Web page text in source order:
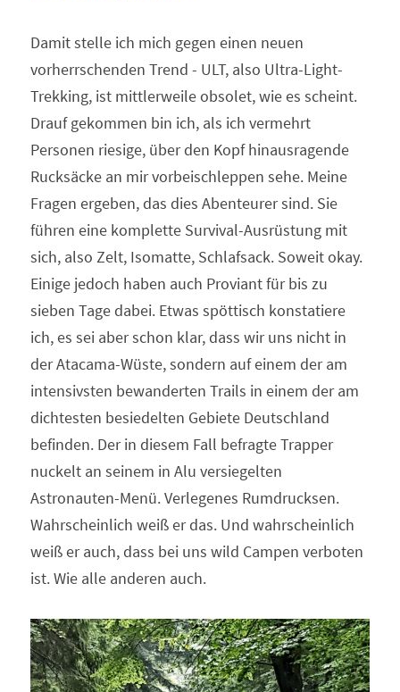
Damit stelle ich mich gegen einen neuen
vorherrschenden Trend - ULT, also Ultra-Light-
Trekking, ist mittlerweile obsolet, wie es scheint.
Drauf gekommen bin ich, als ich vermehrt
Personen riesige, über den Kopf hinausragende
Rucksäcke an mir vorbeischleppen sehe. Meine
Fragen ergeben, das dies Abenteurer sind. Sie
führen eine komplette Survival-Ausrüstung mit
sich, also Zelt, Isomatte, Schlafsack. Soweit okay.
Einige jedoch haben auch Proviant für bis zu
sieben Tage dabei. Etwas spöttisch konstatiere
ich, es sei aber schon klar, dass wir uns nicht in
der Atacama-Wüste, sondern auf einem der am
intensivsten bewanderten Trails in einem der am
dichtesten besiedelten Gebiete Deutschland
befinden. Der in diesem Fall befragte Trapper
nuckelt an seinem in Alu versiegelten
Astronauten-Menü. Verlegenes Rumdrucksen.
Wahrscheinlich weiß er das. Und wahrscheinlich
weiß er auch, dass bei uns wild Campen verboten
ist. Wie alle anderen auch.